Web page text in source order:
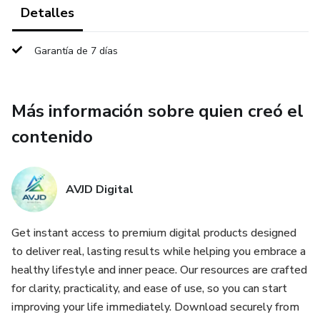
Detalles
Garantía de 7 días
Más información sobre quien creó el
contenido
AVJD Digital
Get instant access to premium digital products designed
to deliver real, lasting results while helping you embrace a
healthy lifestyle and inner peace. Our resources are crafted
for clarity, practicality, and ease of use, so you can start
improving your life immediately. Download securely from